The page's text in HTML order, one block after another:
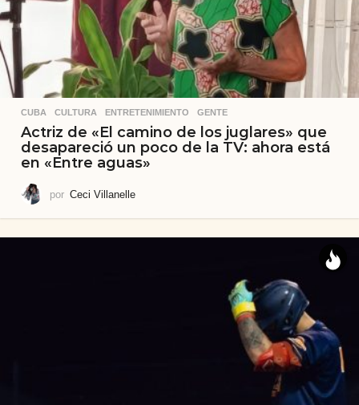
CUBA ,CULTURA ,ENTRETENIMIENTO ,GENTE
Actriz de «El camino de los juglares» que
desapareció un poco de la TV: ahora está
en «Entre aguas»
por Ceci Villanelle